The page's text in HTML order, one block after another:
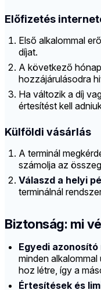
Előfizetés
Első alkalommal
díjat.
A következő
hozzájárulásodra
Ha változik a díj
értesítést kell
Külföldi vásárlás
A terminál
számolja az
Válaszd a helyi
terminálnál
Biztonság: mi
Egyedi
minden
hoz létre, így a
Értesítések és